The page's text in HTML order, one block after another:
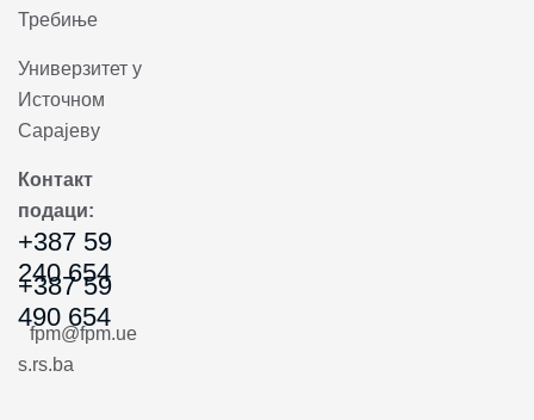
Требиње
Универзитет у
Источном
Сарајеву
Контакт
подаци:
+387 59
240 654
+387 59
490 654
fpm@fpm.ue
s.rs.ba